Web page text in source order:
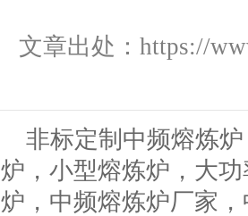
文章出处：https://
非标定制中频熔炼
炉，小型熔炼炉，大
炉，中频熔炼炉厂家